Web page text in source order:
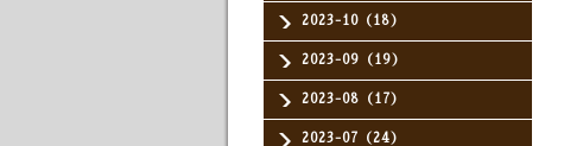
2023-10（18）
2023-09（19）
2023-08（17）
2023-07（24）